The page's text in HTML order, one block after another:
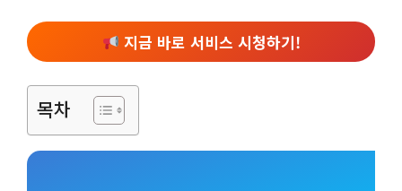
지금 바로 서비스 시청하기!
목차